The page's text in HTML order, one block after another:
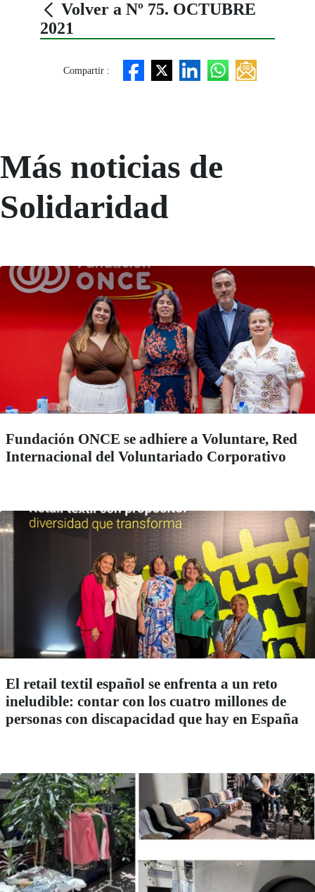
Volver a Nº 75. OCTUBRE
2021
Compartir :
Más noticias de
Solidaridad
Fundación ONCE se adhiere a Voluntare, Red
Internacional del Voluntariado Corporativo
El retail textil español se enfrenta a un reto
ineludible: contar con los cuatro millones de
personas con discapacidad que hay en España